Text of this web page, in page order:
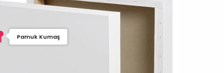
Pamuk Kumaş